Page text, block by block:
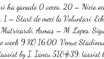
ha ganado 0 veces. 20 – Nicio
– Start de meci la Voluntari.
Armaș – M. Lopes,
9 KO 16:00. Venue
by I. Iancu 51&#39; (assist